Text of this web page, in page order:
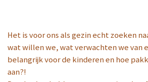
Het is voor ons als gezin echt zoeken
wat willen we, wat verwachten we van
belangrijk voor de kinderen en hoe
aan?!